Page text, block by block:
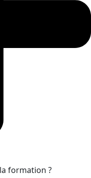
formation ?